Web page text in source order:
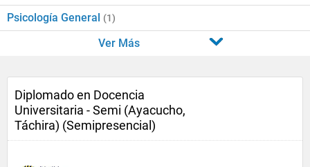
Psicología General (1)
Ver Más
Diplomado en Docencia
Universitaria - Semi (Ayacucho,
Táchira) (Semipresencial)